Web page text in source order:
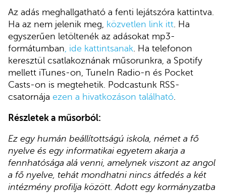
Az adás meghallgatható a fenti lejátszóra kattintva.
Ha az nem jelenik meg, közvetlen link itt. Ha
egyszerűen letöltenék az adásokat mp3-
formátumban, ide kattintsanak. Ha telefonon
keresztül csatlakoznának műsorunkra, a Spotify
mellett iTunes-on, TuneIn Radio-n és Pocket
Casts-on is megtehetik. Podcastunk RSS-
csatornája ezen a hivatkozáson található.
Részletek a műsorból:
Ez egy humán beállítottságú iskola, német a fő
nyelve és egy informatikai egyetem akarja a
fennhatósága alá venni, amelynek viszont az angol
a fő nyelve, tehát mondhatni nincs átfedés a két
intézmény profilja között. Adott egy kormányzatba